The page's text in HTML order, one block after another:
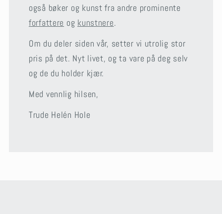
også bøker og kunst fra andre prominente
forfattere og kunstnere.
Om du deler siden vår, setter vi utrolig stor
pris på det. Nyt livet, og ta vare på deg selv
og de du holder kjær.
Med vennlig hilsen,
Trude Helén Hole